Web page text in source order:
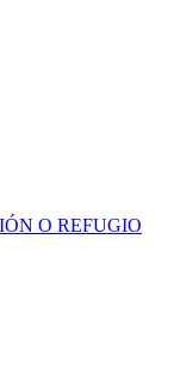
O REFUGIO